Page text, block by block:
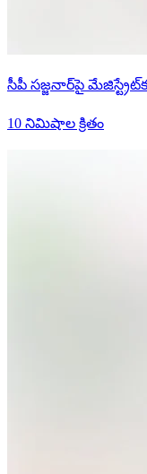
సీపీ సజ్జనార్‌పై
10 నిమిషాల క్రితం